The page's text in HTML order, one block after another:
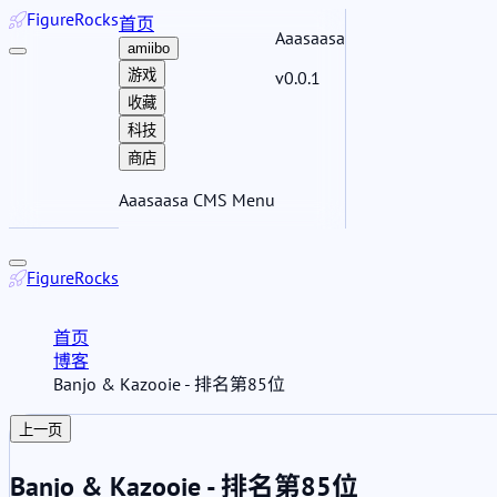
FigureRocks首页
amiibo
游戏
收藏
科技
商店
Aaasaasa CMS Menu
Aaasaasa
v0.0.1
FigureRocks
首页
博客
Banjo & Kazooie - 排名第85位
上一页
Banjo & Kazooie - 排名第85位